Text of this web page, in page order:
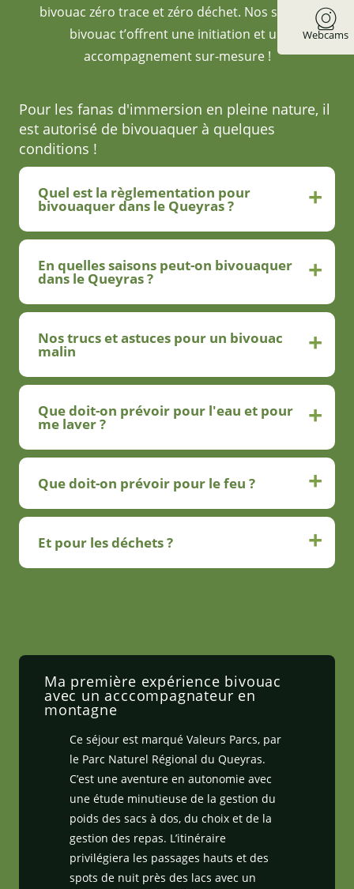
Webcams
bivouac zéro trace et zéro déchet. Nos séjours
bivouac t’offrent une initiation et un
accompagnement sur-mesure !
Pour les fanas d'immersion en pleine nature, il
est autorisé de bivouaquer à quelques
conditions !
Quel est la règlementation pour
bivouaquer dans le Queyras ?
En quelles saisons peut-on bivouaquer
dans le Queyras ?
Nos trucs et astuces pour un bivouac
malin
Que doit-on prévoir pour l'eau et pour
me laver ?
Que doit-on prévoir pour le feu ?
Et pour les déchets ?
Ma première expérience bivouac
avec un acccompagnateur en
montagne
Ce séjour est marqué Valeurs Parcs, par
le Parc Naturel Régional du Queyras.
C’est une aventure en autonomie avec
une étude minutieuse de la gestion du
poids des sacs à dos, du choix et de la
gestion des repas. L’itinéraire
privilégiera les passages hauts et des
spots de nuit près des lacs avec un